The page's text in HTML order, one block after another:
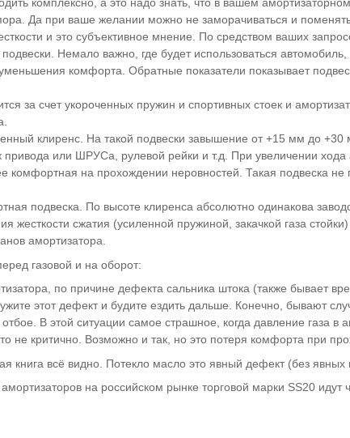
комплексно, а это надо знать, что в вашем
Да при ваше желании можно не заморачиваться и
и это субъективное мнение. По средством ваших
Немало важно, где будет использоваться
комфорта. Обратные показатели показывает
за счет укороченных пружин и спортивных стоек и
клиренс. На такой подвески завышение от +15 мм до
привода или ШРУСа, рулевой рейки и т.д. При увеличении
комфортная на прохождении неровностей. Такая подвеска не
подвеска. По высоте клиренса абсолютно одинакова
жесткости сжатия (усиленной пружиной, закачкой газа
амортизатора.
газовой и на оборот:
по причине дефекта сальника штока (также бывает
этот дефект и будите ездить дальше. Конечно, бывают
В этой ситуации самое страшное, когда давление газа в
не критично. Возможно и так, но это потеря комфорта при
книга всё видно. Потекло масло это явный дефект (без
на российском рынке торговой марки SS20 идут